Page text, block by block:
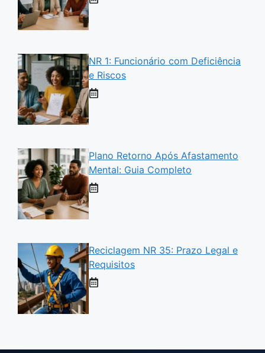
NR 1: Funcionário com Deficiência
e Riscos
Plano Retorno Após Afastamento
Mental: Guia Completo
Reciclagem NR 35: Prazo Legal e
Requisitos